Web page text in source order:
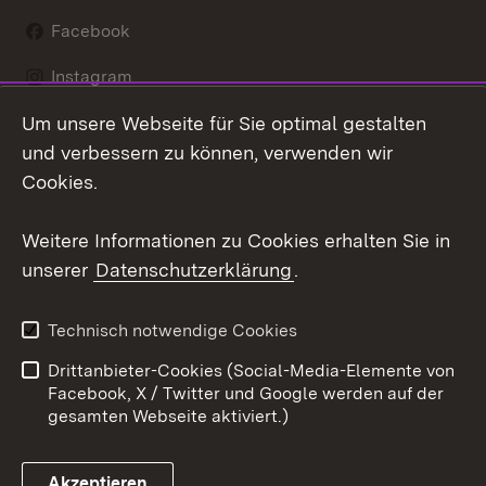
Facebook
Instagram
LinkedIn
Datenschutz
Barrierefreiheit
Impressum
Cookies
Um unsere Webseite für Sie optimal gestalten
und verbessern zu können, verwenden wir
Cookies.
Weitere Informationen zu Cookies erhalten Sie in
unserer Datenschutzerklärung.
Technisch notwendige Cookies
Drittanbieter-Cookies (Social-Media-Elemente von
Facebook, X / Twitter und Google werden auf der
gesamten Webseite aktiviert.)